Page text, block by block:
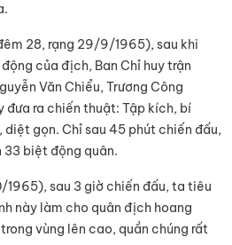
28, rạng 29/9/1965), sau khi
của địch, Ban Chỉ huy trận
Văn Chiểu, Trương Công
đưa ra chiến thuật: Tập kích, bí
diệt gọn. Chỉ sau 45 phút chiến đấu,
biệt động quân.
sau 3 giờ chiến đấu, ta tiêu
này làm cho quân địch hoang
vùng lên cao, quần chúng rất